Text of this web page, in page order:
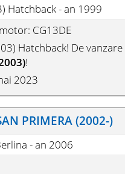
Hatchback - an 1999
CG13DE
Hatchback! De vanzare
!
2023
PRIMERA (2002-)
- an 2006